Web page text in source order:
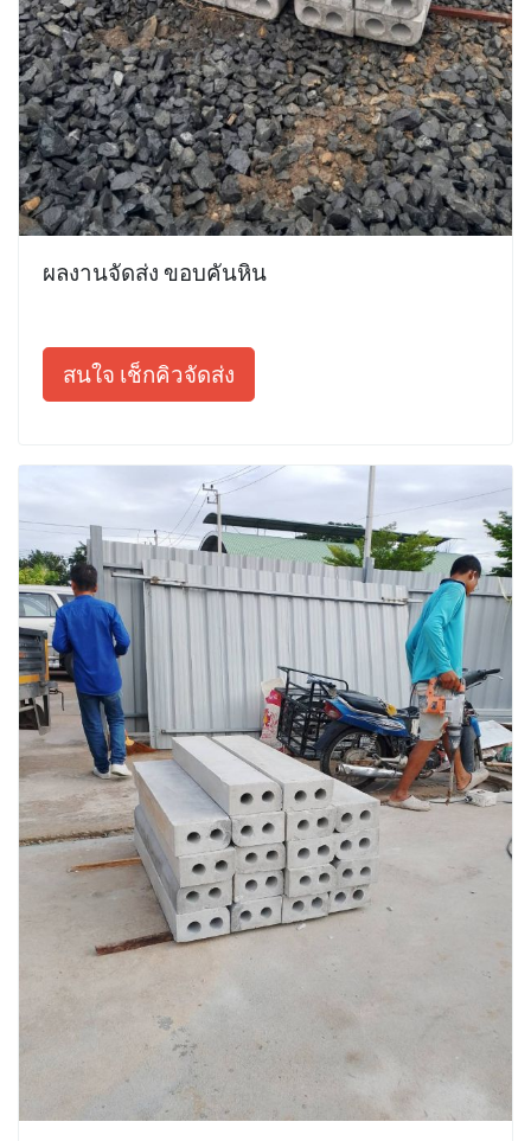
ผลงานจัดส่ง ขอบคันหิน
สนใจ เช็กคิวจัดส่ง